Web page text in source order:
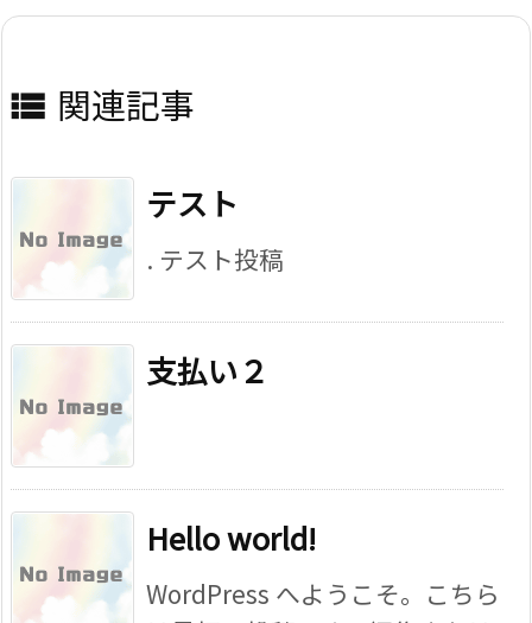
 関連記事
テスト
. テスト投稿
支払い２
Hello world!
WordPress へようこそ。こちら